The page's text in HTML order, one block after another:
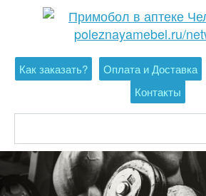
Перейти
Как заказать? Оплата и Доставка
Контакты